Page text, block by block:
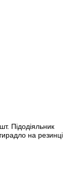
Підодіяльник
на резинці